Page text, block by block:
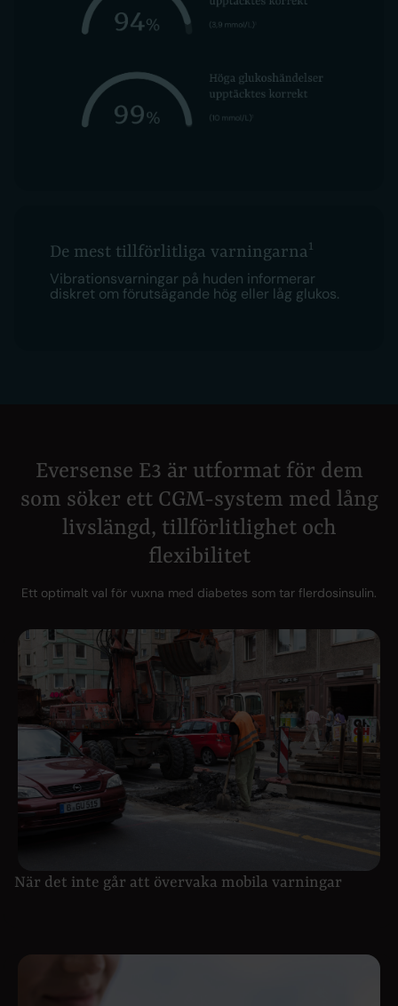
De mest tillförlitliga varningarna1
Vibrationsvarningar på huden informerar
diskret om förutsägande hög eller låg glukos.
Eversense E3 är utformat för dem
som söker ett CGM-system med lång
livslängd, tillförlitlighet och
flexibilitet
Ett optimalt val för vuxna med diabetes som tar flerdosinsulin.
När det inte går att övervaka mobila varningar